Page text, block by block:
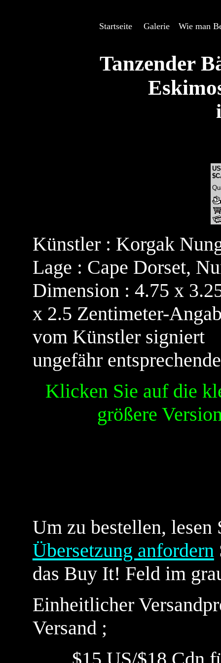
Startseite--- Galerie--- Wie man
Tanzender
Künstler : Korgak
Lage : Cape Dorset,
Dimension : 4.75 x
x 2.5 Zentimeter-
vom Künstler signiert
ungefähr
Klicken Sie auf die
größere
Um zu bestellen, lesen
Übersetzung anfordern
das Buy It! Feld im
Einheitlicher
Versand ;